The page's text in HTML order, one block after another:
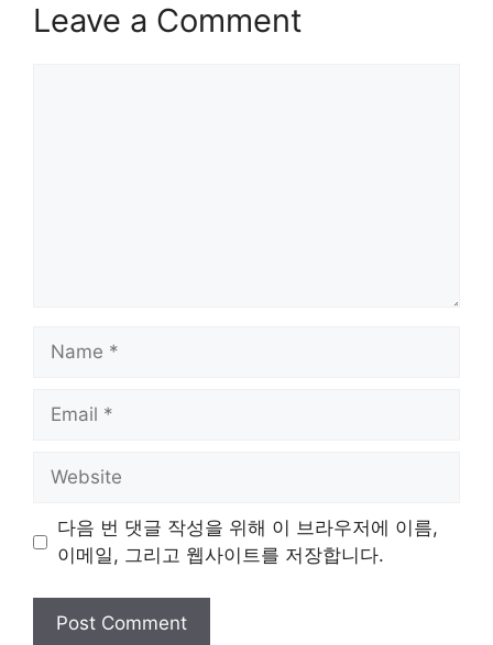
Leave a Comment
Name
Email
Website
다음 번 댓글 작성을 위해 이 브라우저에 이름,
이메일, 그리고 웹사이트를 저장합니다.